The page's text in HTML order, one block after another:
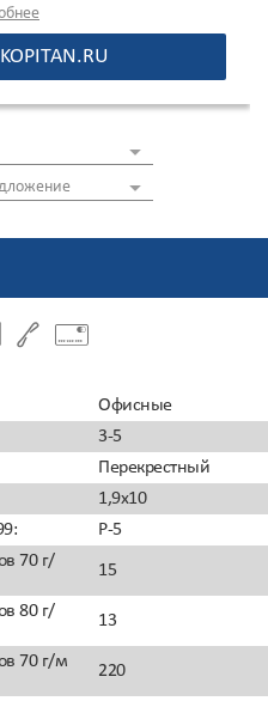
требуется регулярное и
документов. Сочетает
и безопасность,
максимально
Офисные
3-5
Перекрестный
1,9x10
:
P-5
70 г/
15
80 г/
13
70 г/м
220